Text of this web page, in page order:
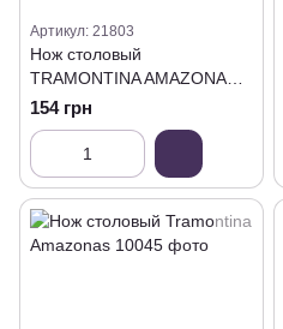
Артикул: 21803
Нож столовый
TRAMONTINA AMAZONAS
(66960/031)
154 грн